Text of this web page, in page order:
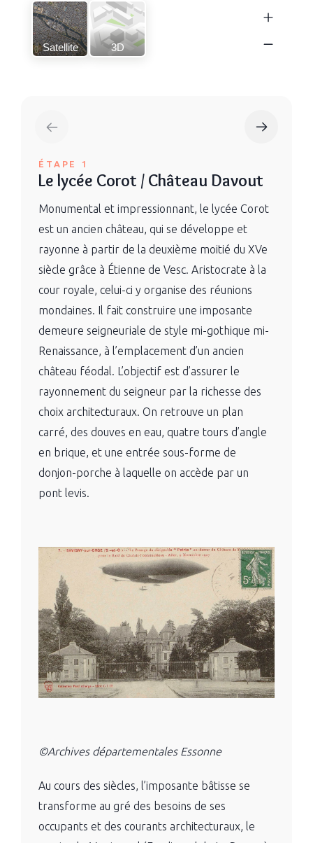
Satellite 3D
ÉTAPE 1
Le lycée Corot / Château Davout
Monumental et impressionnant, le lycée Corot
est un ancien château, qui se développe et
rayonne à partir de la deuxième moitié du XVe
siècle grâce à Étienne de Vesc. Aristocrate à la
cour royale, celui-ci y organise des réunions
mondaines. Il fait construire une imposante
demeure seigneuriale de style mi-gothique mi-
Renaissance, à l’emplacement d’un ancien
château féodal. L’objectif est d’assurer le
rayonnement du seigneur par la richesse des
choix architecturaux. On retrouve un plan
carré, des douves en eau, quatre tours d’angle
en brique, et une entrée sous-forme de
donjon-porche à laquelle on accède par un
pont levis.
©Archives départementales Essonne
Au cours des siècles, l’imposante bâtisse se
transforme au gré des besoins de ses
occupants et des courants architecturaux, le